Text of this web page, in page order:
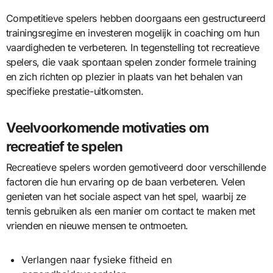
Competitieve spelers hebben doorgaans een gestructureerd
trainingsregime en investeren mogelijk in coaching om hun
vaardigheden te verbeteren. In tegenstelling tot recreatieve
spelers, die vaak spontaan spelen zonder formele training
en zich richten op plezier in plaats van het behalen van
specifieke prestatie-uitkomsten.
Veelvoorkomende motivaties om
recreatief te spelen
Recreatieve spelers worden gemotiveerd door verschillende
factoren die hun ervaring op de baan verbeteren. Velen
genieten van het sociale aspect van het spel, waarbij ze
tennis gebruiken als een manier om contact te maken met
vrienden en nieuwe mensen te ontmoeten.
Verlangen naar fysieke fitheid en